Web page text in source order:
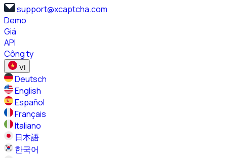
support@xcaptcha.com
Demo
Giá
API
Công ty
VI
Deutsch
English
Español
Français
Italiano
日本語
한국어